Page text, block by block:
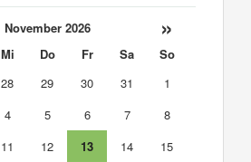
November 2026 »
Mi Do Fr Sa
So
28 29 30 31
1
4 5 6 7
8
11 12 13 14
15